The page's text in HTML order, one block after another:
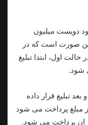
دویست میلیون
صورت است که در
اول، ابتدا تبلیغ
شود.
تبلیغ قرار داده
مبلغ پرداخت می شود
ان پرداخت می شود.